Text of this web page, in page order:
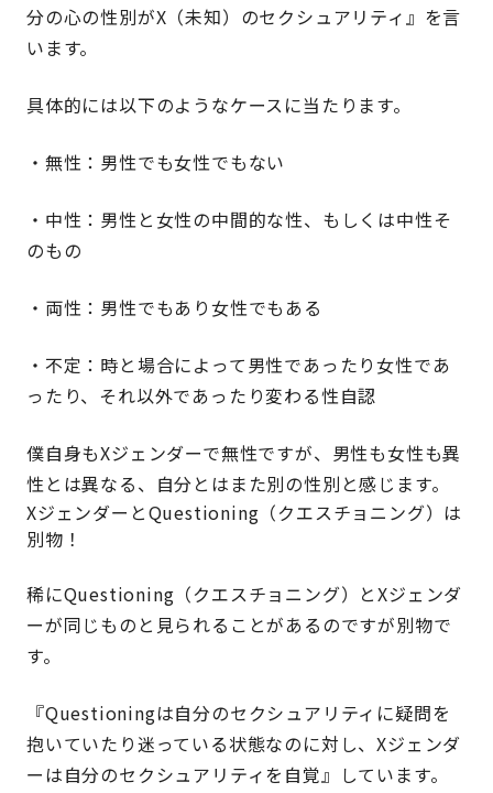
分の心の性別がX（未知）のセクシュアリティ』を言
います。
具体的には以下のようなケースに当たります。
・無性：男性でも女性でもない
・中性：男性と女性の中間的な性、もしくは中性そ
のもの
・両性：男性でもあり女性でもある
・不定：時と場合によって男性であったり女性であ
ったり、それ以外であったり変わる性自認
僕自身もXジェンダーで無性ですが、男性も女性も異
性とは異なる、自分とはまた別の性別と感じます。
XジェンダーとQuestioning（クエスチョニング）は
別物！
稀にQuestioning（クエスチョニング）とXジェンダ
ーが同じものと見られることがあるのですが別物で
す。
『Questioningは自分のセクシュアリティに疑問を
抱いていたり迷っている状態なのに対し、Xジェンダ
ーは自分のセクシュアリティを自覚』しています。